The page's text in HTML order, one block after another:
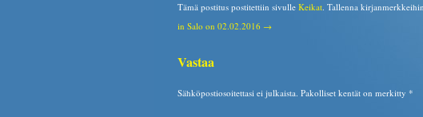
Tämä postitus postitettiin sivulle Keikat. Tallenna kirjanmerkkeihin
in Salo on 02.02.2016 →
Vastaa
Sähköpostiosoitettasi ei julkaista. Pakolliset kentät on merkitty *